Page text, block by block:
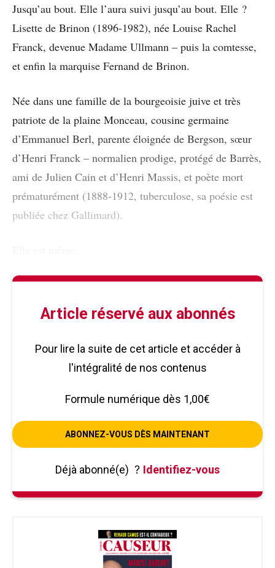
Jusqu’au bout. Elle l’aura suivi jusqu’au bout. Elle ?
Lisette de Brinon (1896-1982), née Louise Rachel
Franck, devenue Madame Ullmann – puis la comtesse,
et enfin la marquise Fernand de Brinon.
Née dans une famille de la bourgeoisie juive et très
patriote de la plaine Monceau, cousine germaine
d’Emmanuel Berl, parente éloignée de Bergson, sœur
d’Henri Franck – normalien prodige, protégé de Barrès,
ami de Julien Cain et d’Henri Massis, et poète mort
prématurément (1888-1912, tuberculose, sa poésie est
publiée chez Gallimard).
Article réservé aux abonnés
Pour lire la suite de cet article et accéder à
l'intégralité de nos contenus
Formule numérique dès 1,00€
ABONNEZ-VOUS DÈS MAINTENANT
Déjà abonné(e) ? Identifiez-vous